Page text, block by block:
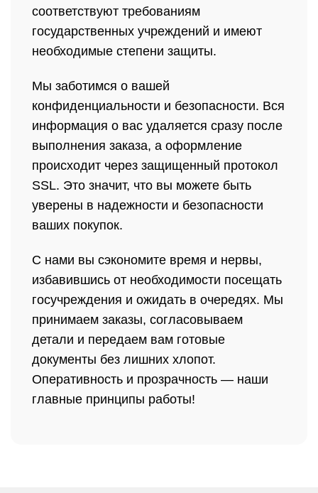
соответствуют требованиям
государственных учреждений и имеют
необходимые степени защиты.
Мы заботимся о вашей
конфиденциальности и безопасности. Вся
информация о вас удаляется сразу после
выполнения заказа, а оформление
происходит через защищенный протокол
SSL. Это значит, что вы можете быть
уверены в надежности и безопасности
ваших покупок.
С нами вы сэкономите время и нервы,
избавившись от необходимости посещать
госучреждения и ожидать в очередях. Мы
принимаем заказы, согласовываем
детали и передаем вам готовые
документы без лишних хлопот.
Оперативность и прозрачность — наши
главные принципы работы!